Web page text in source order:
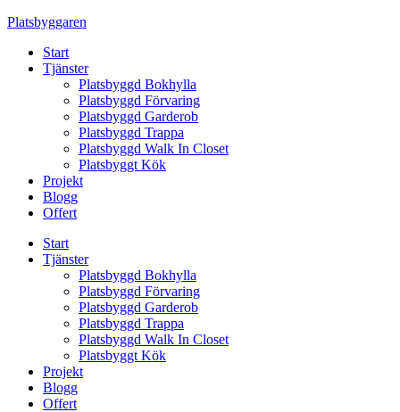
Skip
content
Platsbyggaren
Start
Tjänster
Platsbyggd Bokhylla
Platsbyggd Förvaring
Platsbyggd Garderob
Platsbyggd Trappa
Platsbyggd Walk In Closet
Platsbyggt Kök
Projekt
Blogg
Offert
Start
Tjänster
Platsbyggd Bokhylla
Platsbyggd Förvaring
Platsbyggd Garderob
Platsbyggd Trappa
Platsbyggd Walk In Closet
Platsbyggt Kök
Projekt
Blogg
Offert